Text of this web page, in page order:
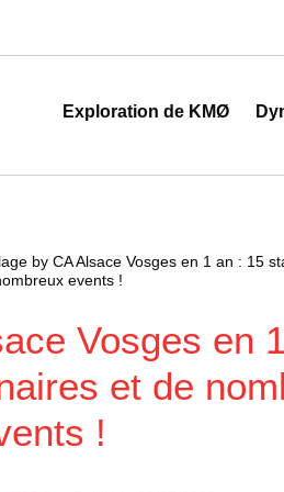
Exploration de KMØ
by CA Alsace Vosges en 1 an : 15
events !
Vosges en
et de
!